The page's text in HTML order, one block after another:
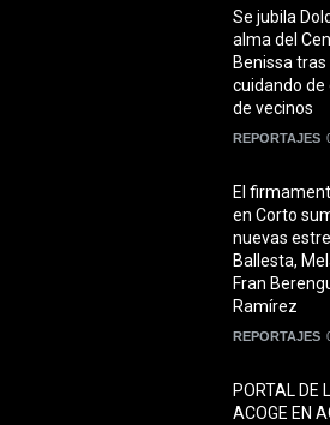
Se jubila
alma del
Benissa tras
cuidando de
de vecinos
REPORTAJES
El
en Corto
nuevas
Ballesta,
Fran
Ramírez
REPORTAJES
PORTAL DE
ACOGE EN